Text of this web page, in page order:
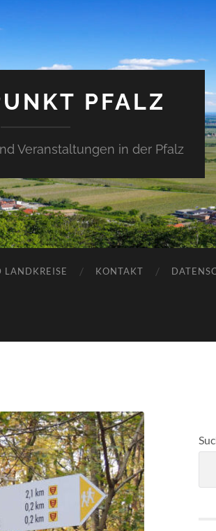
PFALZ
Veranstaltungen in der Pfalz
LANDKREISE KONTAKT